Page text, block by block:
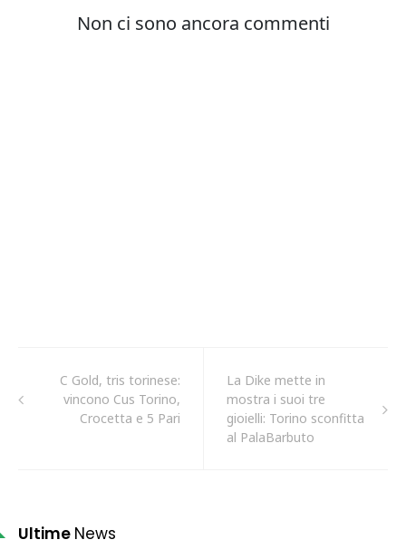
C Gold, tris torinese:
vincono Cus Torino,
Crocetta e 5 Pari
La Dike mette in
mostra i suoi tre
gioielli: Torino sconfitta
al PalaBarbuto
Ultime News